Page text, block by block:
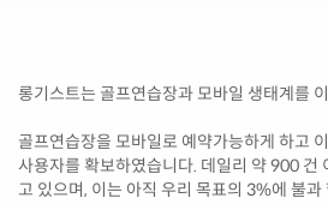
롱기스트는 골프연습장과 모바일 생태계를
골프연습장을 모바일로 예약가능하게 하고
사용자를 확보하였습니다. 데일리 약 900 건
고 있으며, 이는 아직 우리 목표의 3%에 불과